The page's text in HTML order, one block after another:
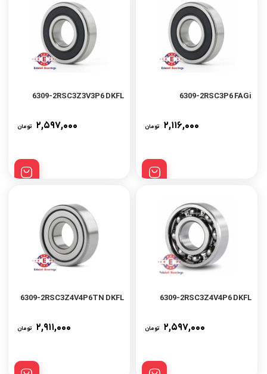
6309-2RSC3P6 FAGi
۲,۱۱۶,۰۰۰ تومان
6309-2RSC3Z3V3P6 DKFL
۲,۵۹۷,۰۰۰ تومان
6309-2RSC3Z4V4P6 DKFL
۲,۵۹۷,۰۰۰ تومان
6309-2RSC3Z4V4P6TN DKFL
۲,۹۱۱,۰۰۰ تومان